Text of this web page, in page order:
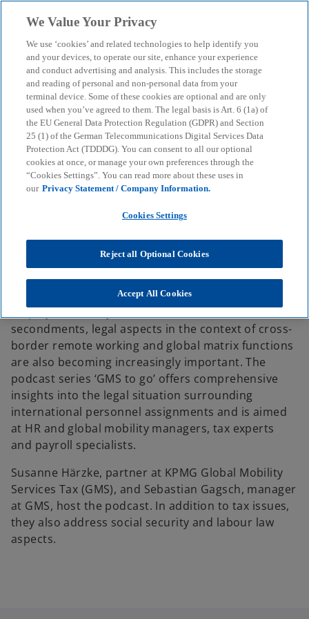
menu search
Global-Mobility-Podcast:
GMS to go
KPMG analyses current issues and legal situations
relating to international personnel assignments –
concisely and to the point.
Global-Mobility-Podcast: GMS to go
In an increasingly globalised world, companies are
confronted with various forms of international
employee mobility. In addition to traditional
secondments, legal aspects in the context of cross-
border remote working and global matrix functions
are also becoming increasingly important. The
podcast series ‘GMS to go’ offers comprehensive
insights into the legal situation surrounding
international personnel assignments and is aimed
at HR and global mobility managers, tax experts
and payroll specialists.
Susanne Härzke, partner at KPMG Global Mobility
Services Tax (GMS), and Sebastian Gagsch, manager
at GMS, host the podcast. In addition to tax issues,
they also address social security and labour law
aspects.
We Value Your Privacy
We use ‘cookies’ and related technologies to help identify you
and your devices, to operate our site, enhance your experience
and conduct advertising and analysis. This includes the storage
and reading of personal and non-personal data from your
terminal device. Some of these cookies are optional and are only
used when you’ve agreed to them. The legal basis is Art. 6 (1a) of
the EU General Data Protection Regulation (GDPR) and Section
25 (1) of the German Telecommunications Digital Services Data
Protection Act (TDDDG). You can consent to all our optional
cookies at once, or manage your own preferences through the
“Cookies Settings”. You can read more about these uses in
our Privacy Statement / Company Information.
Cookies Settings
Reject all Optional Cookies
Accept All Cookies